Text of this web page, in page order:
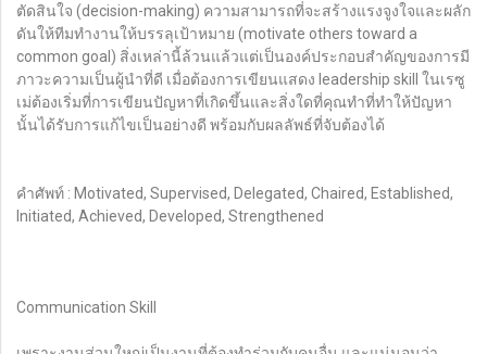
ตัดสินใจ (decision-making) ความสามารถที่จะสร้างแรงจูงใจและผลัก
ดันให้ทีมทำงานให้บรรลุเป้าหมาย (motivate others toward a
common goal) สิ่งเหล่านี้ล้วนแล้วแต่เป็นองค์ประกอบสำคัญของการมี
ภาวะความเป็นผู้นำที่ดี เมื่อต้องการเขียนแสดง leadership skill ในเรซู
เม่ต้องเริ่มที่การเขียนปัญหาที่เกิดขึ้นและสิ่งใดที่คุณทำที่ทำให้ปัญหา
นั้นได้รับการแก้ไขเป็นอย่างดี พร้อมกับผลลัพธ์ที่จับต้องได้
คำศัพท์ : Motivated, Supervised, Delegated, Chaired, Established,
Initiated, Achieved, Developed, Strengthened
Communication Skill